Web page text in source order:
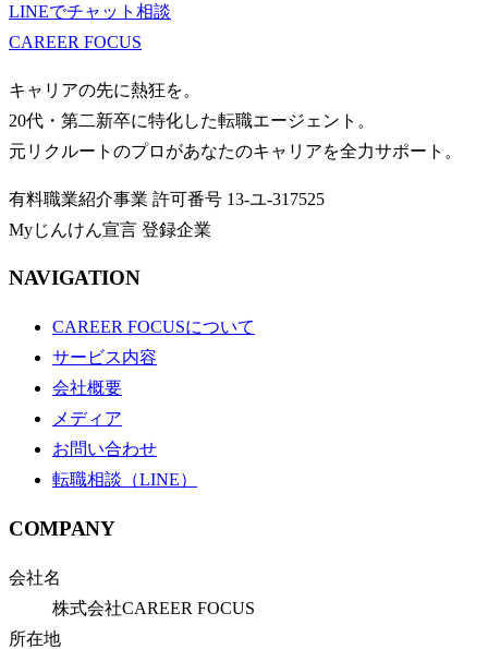
LINEでチャット相談
CAREER FOCUS
キャリアの先に熱狂を。
20代・第二新卒に特化した転職エージェント。
元リクルートのプロがあなたのキャリアを全力サポート。
有料職業紹介事業 許可番号 13-ユ-317525
Myじんけん宣言 登録企業
NAVIGATION
CAREER FOCUSについて
サービス内容
会社概要
メディア
お問い合わせ
転職相談（LINE）
COMPANY
会社名
株式会社CAREER FOCUS
所在地